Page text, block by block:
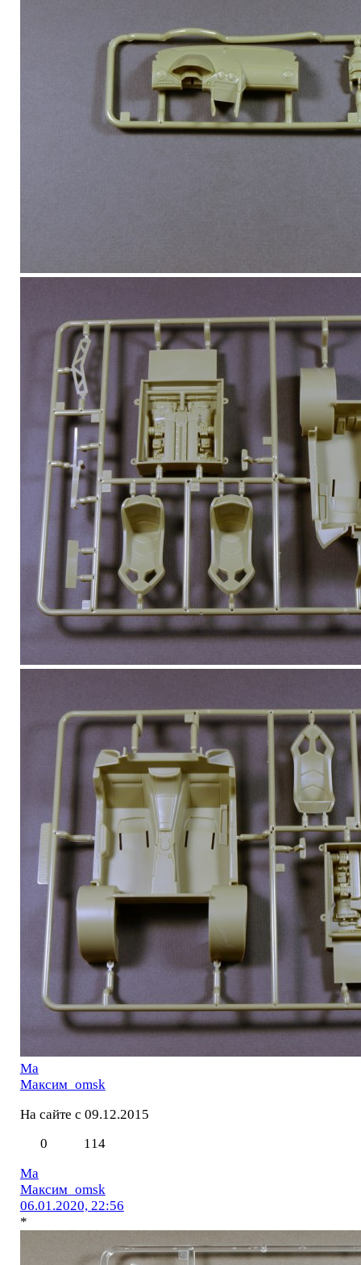
Ма
Максим_omsk
На сайте с 09.12.2015
0
114
Ма
Максим_omsk
06.01.2020, 22:56
*